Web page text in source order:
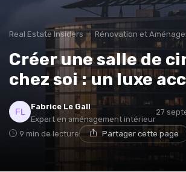
Real Estate Insiders Rénovation et
Créer une salle de
chez soi : un luxe
Fabrice Le Gall
Expert en aménagement intérieur
27
9 min de lecture Partager cette page